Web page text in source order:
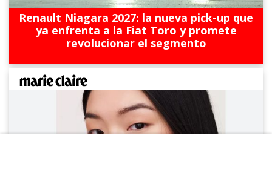
Renault Niagara 2027: la nueva pick-up que
ya enfrenta a la Fiat Toro y promete
revolucionar el segmento